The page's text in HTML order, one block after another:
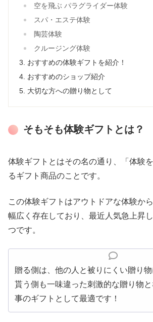
空を飛ぶ パラグライダー体験
スパ・エステ体験
陶芸体験
クルージング体験
おすすめの体験ギフトを紹介！
おすすめのショップ紹介
大切な方への贈り物として
そもそも体験ギフトとは？
体験ギフトとはその名の通り、「体験
るギフト商品のことです。
この体験ギフトはアウトドアな体験か
幅広く存在しており、最近人気急上昇
つです。
贈る側は、他の人と被りにくい贈り物
貰う側も一味違った刺激的な贈り物
事のギフトとして最適です！